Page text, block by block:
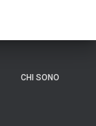
CHI SONO